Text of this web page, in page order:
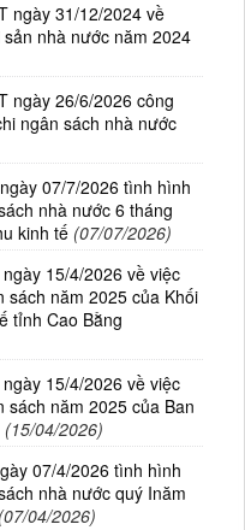
ngày 31/12/2024 về
nhà nước năm 2024
ngày 26/6/2026 công
ngân sách nhà nước
07/7/2026 tình hình
nhà nước 6 tháng
kinh tế (07/07/2026)
15/4/2026 về việc
sách năm 2025 của Khối
tỉnh Cao Bằng
15/4/2026 về việc
sách năm 2025 của Ban
(15/04/2026)
07/4/2026 tình hình
nhà nước quý Inăm
(07/04/2026)